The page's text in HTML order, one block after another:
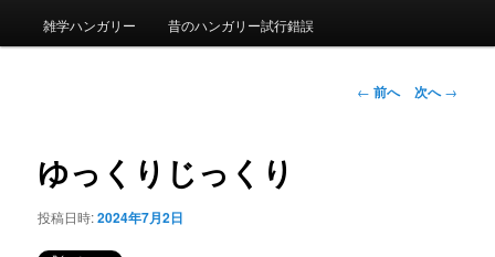
メ
イ
ン
テ
雑学ハンガリー 昔のハンガリー試行錯誤
投← 前へ 次へ→
ゆっくりじっくり
投稿日時:2024年7月2日